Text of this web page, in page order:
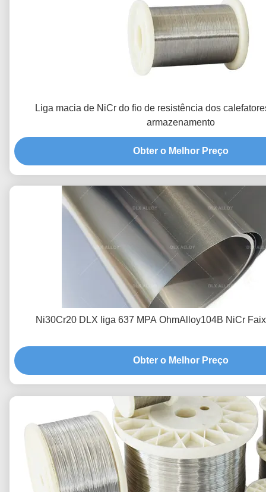
Liga macia de NiCr do fio de resistência dos
armazenamento
Obter o Melhor Preço
Ni30Cr20 DLX liga 637 MPA OhmAlloy104B NiCr
Obter o Melhor Preço